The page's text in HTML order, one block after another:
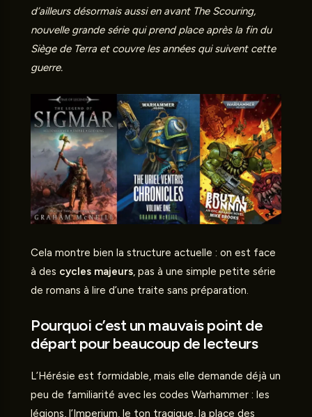
d’ailleurs désormais aussi en avant The Scouring,
nouvelle grande série qui prend place après la fin du
Siège de Terra et couvre les années qui suivent cette
guerre.
Cela montre bien la structure actuelle : on est face
à des cycles majeurs, pas à une simple petite série
de romans à lire d’une traite sans préparation.
Pourquoi c’est un mauvais point de
départ pour beaucoup de lecteurs
L’Hérésie est formidable, mais elle demande déjà un
peu de familiarité avec les codes Warhammer : les
légions, l’Imperium, le ton tragique, la place des